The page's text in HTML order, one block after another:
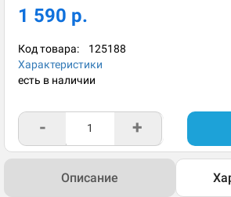
1 590 р.
Код товара: 125188
Характеристики
есть в наличии
- +
Описание